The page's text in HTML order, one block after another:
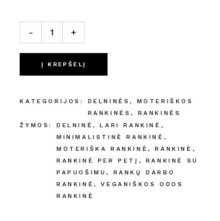
Rankinė „Laimės istorija“ *spalvų pasirinkimas quantity
- +
Į KREPŠELĮ
KATEGORIJOS: DELNINĖS , MOTERIŠKOS
RANKINĖS , RANKINĖS
ŽYMOS:
DELNINĖ ,LARI RANKINĖ ,
MINIMALISTINĖ RANKINĖ ,
MOTERIŠKA RANKINĖ ,RANKINĖ ,
RANKINĖ PER PETĮ , RANKINĖ SU
PAPUOŠIMU , RANKŲ DARBO
RANKINĖ ,VEGANIŠKOS ODOS
RANKINĖ